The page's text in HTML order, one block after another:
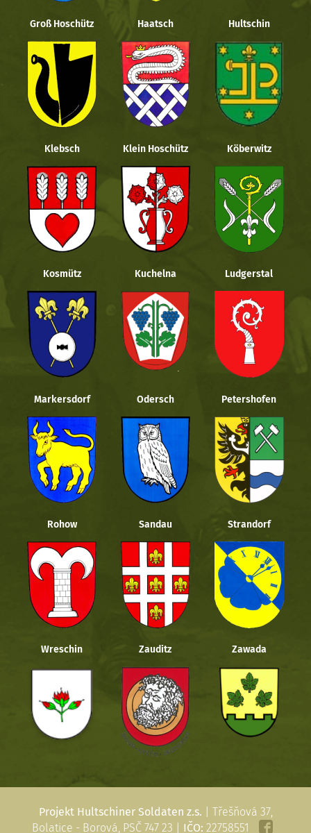
Groß Hoschütz Haatsch Hultschin
Klebsch Klein Hoschütz Köberwitz
Kosmütz Kuchelna Ludgerstal
Markersdorf Odersch Petershofen
Rohow Sandau Strandorf
Wreschin Zauditz Zawada
Projekt Hultschiner Soldaten z.s. | Třešňová 37,
Bolatice - Borová, PSČ 747 23 | IČO: 22758551